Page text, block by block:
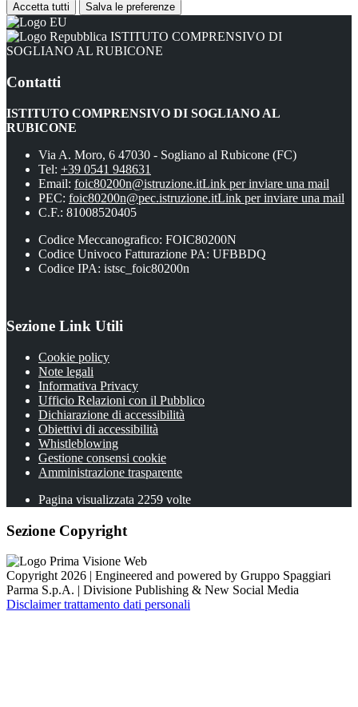
Accetta tutti Salva le preferenze
ISTITUTO COMPRENSIVO DI
SOGLIANO AL RUBICONE
Contatti
ISTITUTO COMPRENSIVO DI SOGLIANO AL
RUBICONE
Via A. Moro, 6 47030 - Sogliano al Rubicone (FC)
Tel: +39 0541 948631
Email: foic80200n@istruzione.itLink per inviare una mail
PEC: foic80200n@pec.istruzione.itLink per inviare una mail
C.F.: 81008520405
Codice Meccanografico: FOIC80200N
Codice Univoco Fatturazione PA: UFBBDQ
Codice IPA: istsc_foic80200n
Sezione Link Utili
Cookie policy
Note legali
Informativa Privacy
Ufficio Relazioni con il Pubblico
Dichiarazione di accessibilità
Obiettivi di accessibilità
Whistleblowing
Gestione consensi cookie
Amministrazione trasparente
Pagina visualizzata 2259 volte
Sezione Copyright
Copyright 2026 | Engineered and powered by Gruppo Spaggiari
Parma S.p.A. | Divisione Publishing & New Social Media
Disclaimer trattamento dati personali